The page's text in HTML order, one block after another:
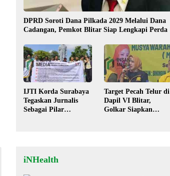
DPRD Soroti Dana Pilkada 2029 Melalui Dana
Cadangan, Pemkot Blitar Siap Lengkapi Perda
IJTI Korda Surabaya
Tegaskan Jurnalis
Sebagai Pilar
Target Pecah Telur di
Dapil VI Blitar,
Golkar Siapkan
iNHealth